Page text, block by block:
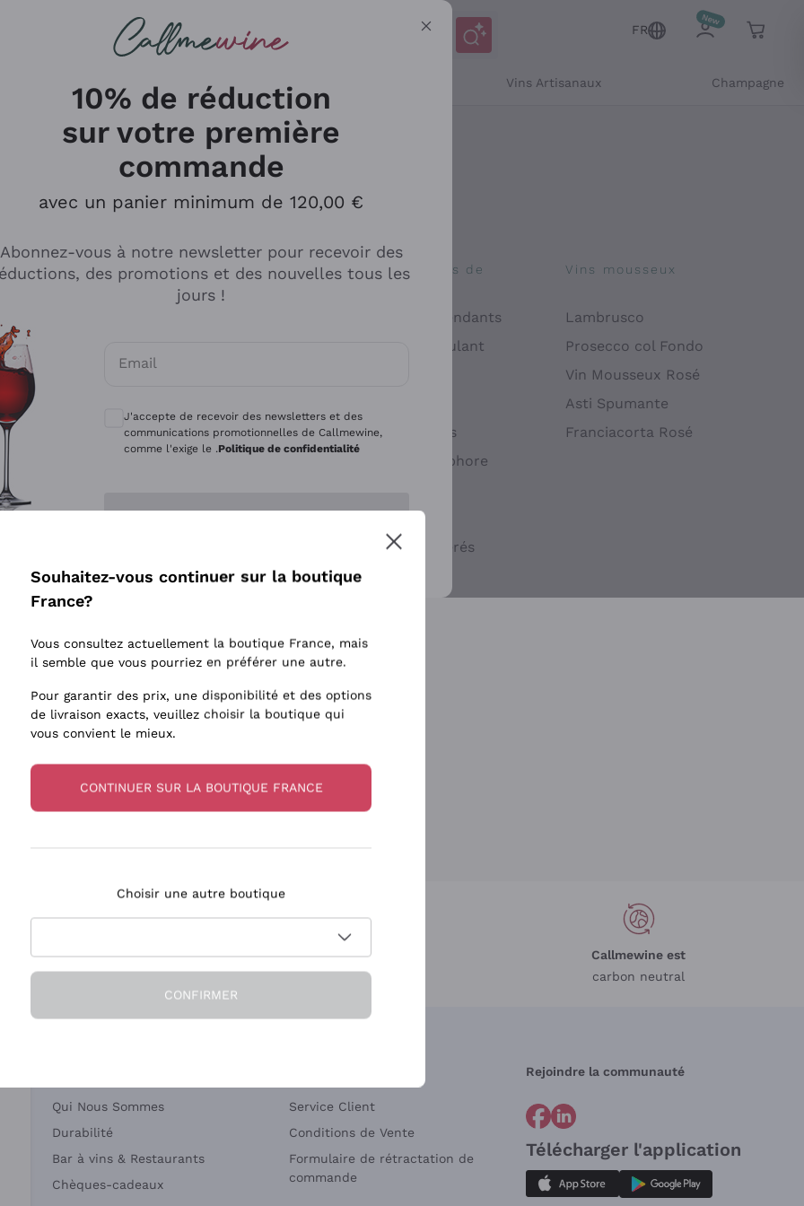
FR
Vins Artisanaux Champagne
Explorer le catalogue
Producteurs
Mascarello Bartolo
Rinaldi Giuseppe
Tenuta San Leonardo
Alessandra Divella
Sedilesu
Ceretto
Les philosophies de
Vignerons Indépendants
Recoltant Manipulant
Levures indigènes
Vins Faits en Amphore
Vins Biologiques
Vins blancs macérés
Vins mousseux
Lambrusco
Prosecco col Fondo
Vin Mousseux Rosé
Asti Spumante
Franciacorta Rosé
en 2-4 jours
en France
Paiement
en 3 fois
Callmewine est
carbon neutral
Qui Nous Sommes
Durabilité
Bar à vins & Restaurants
Chèques-cadeaux
Service Client
Conditions de Vente
Formulaire de rétractation de
commande
Rejoindre la communauté
Télécharger l'application
10% de réduction
sur votre première
commande
avec un panier minimum de 120,00 €
Abonnez-vous à notre newsletter pour recevoir des
des promotions et des nouvelles tous les
jours !
Email
Consentements optionnels pour recevoir des communications et des offres personnalisées
J'accepte de recevoir des newsletters et des
communications promotionnelles de Callmewine,
comme l'exige le .Politique de confidentialité
Enregistre-moi
plus d'informations, veuillez lire notrePolitique de confidentialité
Souhaitez-vous continuer sur la boutique
France?
Vous consultez actuellement la boutique France, mais
il semble que vous pourriez en préférer une autre.
Pour garantir des prix, une disponibilité et des options
de livraison exacts, veuillez choisir la boutique qui
vous convient le mieux.
CONTINUER SUR LA BOUTIQUE FRANCE
Choisir une autre boutique
CONFIRMER